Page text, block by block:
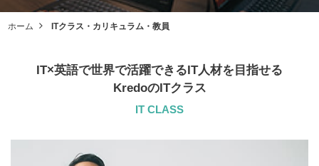
ホーム ITクラス・カリキュラム・教員
IT×英語で世界で活躍できるIT人材を目指せる
KredoのITクラス
IT CLASS